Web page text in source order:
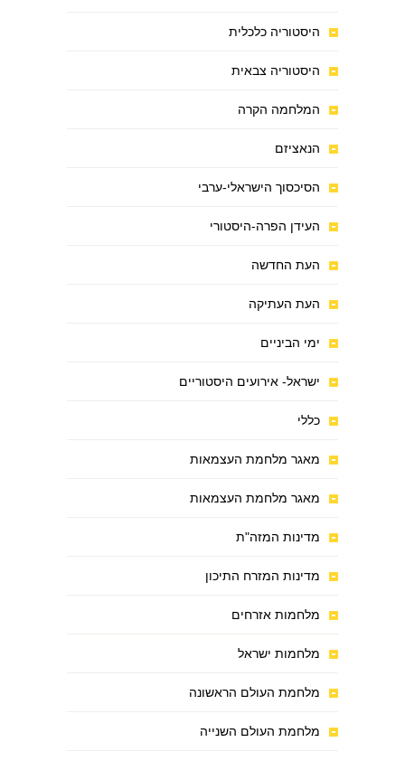
היסטוריה כלכלית
היסטוריה צבאית
המלחמה הקרה
הנאציזם
הסיכסוך הישראלי-ערבי
העידן הפרה-היסטורי
העת החדשה
העת העתיקה
ימי הביניים
ישראל- אירועים היסטוריים
כללי
מאגר מלחמת העצמאות
מאגר מלחמת העצמאות
מדינות המזה"ת
מדינות המזרח התיכון
מלחמות אזרחים
מלחמות ישראל
מלחמת העולם הראשונה
מלחמת העולם השנייה